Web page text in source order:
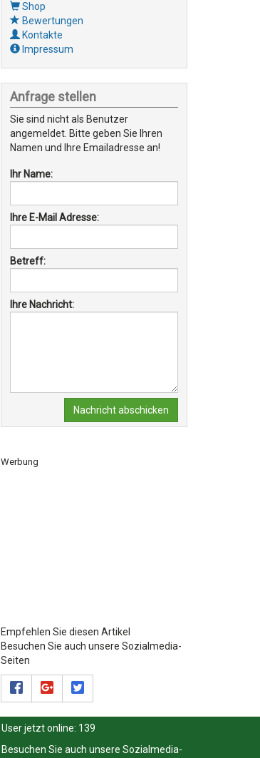
Shop
Bewertungen
Kontakte
Impressum
Anfrage stellen
Sie sind nicht als Benutzer
angemeldet. Bitte geben Sie Ihren
Namen und Ihre Emailadresse an!
Ihr Name:
Ihre E-Mail Adresse:
Betreff:
Ihre Nachricht:
Nachricht abschicken
Werbung
Empfehlen Sie diesen Artikel
Besuchen Sie auch unsere Sozialmedia-
Seiten
User jetzt online: 139
Besuchen Sie auch unsere Sozialmedia-